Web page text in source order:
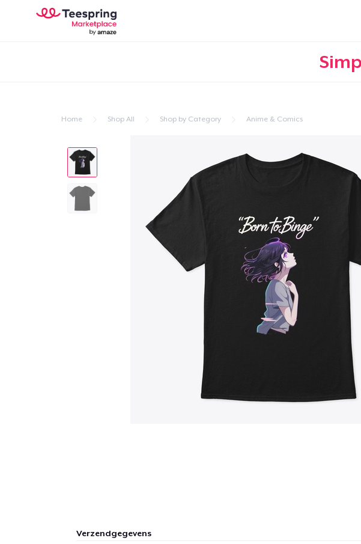
Home Shop All Shop by Category Anime & Comics
Verzendgegevens